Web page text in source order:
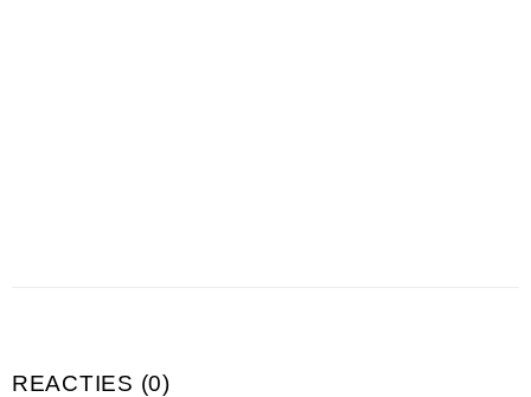
REACTIES (0)